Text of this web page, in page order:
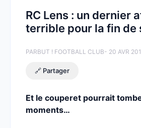
RC Lens : un dernier
terrible pour la fin de
PARBUT ! FOOTBALL CLUB- 20 AVR
🔗 Partager
Et le couperet pourrait
moments…